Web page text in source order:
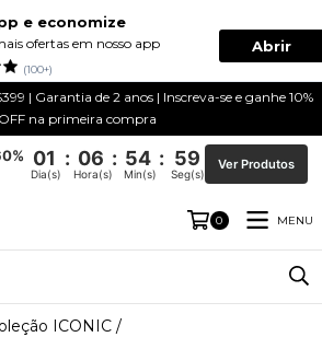
e economize
ofertas em nosso app
(100+)
Abrir
| Garantia de 2 anos | Inscreva-se e ganhe 10%
OFF na primeira compra
01 : 06 : 54 : 59
Dia(s) Hora(s) Min(s) Seg(s)
Ver Produtos
0 MENU
ICONIC /